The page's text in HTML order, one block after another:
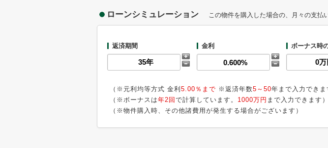
ローンシミュレーション この物件を購入した場合の、月々の支払
返済期間 金利 ボーナス時
（※元利均等方式 金利 5.00％まで ※返済年数5～50年まで入力できま
（※ボーナスは年2回 で計算しています。 1000万円 まで入力できます）
（※物件購入時、その他諸費用が発生する場合がございます）